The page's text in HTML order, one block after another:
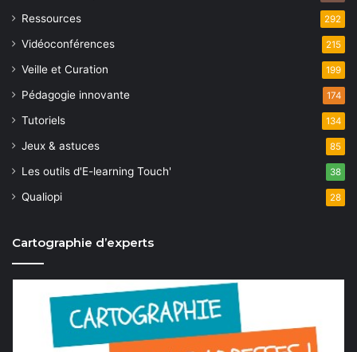
Ressources 292
Vidéoconférences 215
Veille et Curation 199
Pédagogie innovante 174
Tutoriels 134
Jeux & astuces 85
Les outils d'E-learning Touch' 38
Qualiopi 28
Cartographie d’experts